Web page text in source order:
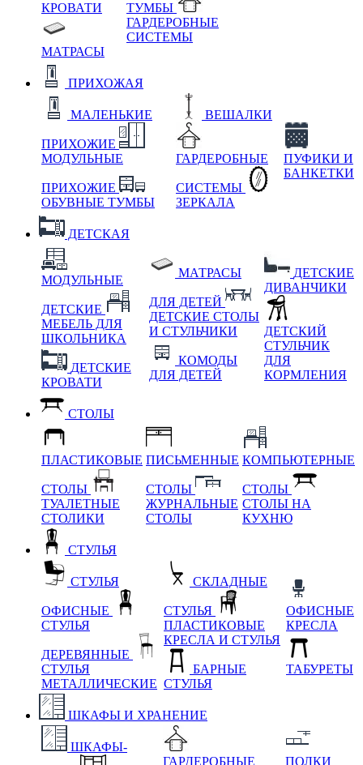
КРОВАТИ
МАТРАСЫ
ТУМБЫ
ГАРДЕРОБНЫЕ
СИСТЕМЫ
ПРИХОЖАЯ
МАЛЕНЬКИЕ
ПРИХОЖИЕ
МОДУЛЬНЫЕ
ПРИХОЖИЕ
ОБУВНЫЕ ТУМБЫ
ВЕШАЛКИ
ГАРДЕРОБНЫЕ
СИСТЕМЫ
ЗЕРКАЛА
ПУФИКИ И
БАНКЕТКИ
ДЕТСКАЯ
МОДУЛЬНЫЕ
ДЕТСКИЕ
МЕБЕЛЬ ДЛЯ
ШКОЛЬНИКА
ДЕТСКИЕ
КРОВАТИ
МАТРАСЫ
ДЛЯ ДЕТЕЙ
ДЕТСКИЕ СТОЛЫ
И СТУЛЬЧИКИ
КОМОДЫ
ДЛЯ ДЕТЕЙ
ДЕТСКИЕ
ДИВАНЧИКИ
ДЕТСКИЙ
СТУЛЬЧИК
ДЛЯ
КОРМЛЕНИЯ
СТОЛЫ
ПЛАСТИКОВЫЕ
СТОЛЫ
ТУАЛЕТНЫЕ
СТОЛИКИ
ПИСЬМЕННЫЕ
СТОЛЫ
ЖУРНАЛЬНЫЕ
СТОЛЫ
КОМПЬЮТЕРНЫЕ
СТОЛЫ
СТОЛЫ НА
КУХНЮ
СТУЛЬЯ
СТУЛЬЯ
ОФИСНЫЕ
СТУЛЬЯ
ДЕРЕВЯННЫЕ
СТУЛЬЯ
МЕТАЛЛИЧЕСКИЕ
СКЛАДНЫЕ
СТУЛЬЯ
ПЛАСТИКОВЫЕ
КРЕСЛА И СТУЛЬЯ
БАРНЫЕ
СТУЛЬЯ
ОФИСНЫЕ
КРЕСЛА
ТАБУРЕТЫ
ШКАФЫ И ХРАНЕНИЕ
ШКАФЫ-
ГАРДЕРОБНЫЕ
ПОЛКИ